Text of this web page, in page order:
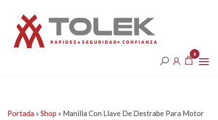
contenido
0
Portada » Shop » Manilla Con Llave De Destrabe Para Motor